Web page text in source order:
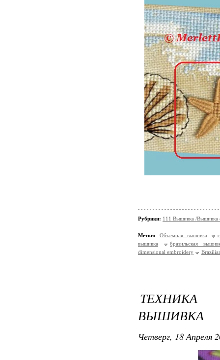
Рубрики: 111 Вышивка /Вышивка
Метки: Объёмная вышивка
вышивка
бразильская
dimensional embroidery
ТЕХНИКА
ВЫШИВКА
Четверг, 18 Апреля